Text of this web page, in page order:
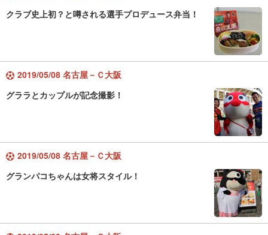
クラブ史上初？と噂される選手プロデュース弁当！
2019/05/08 名古屋－Ｃ大阪
グララとカップルが記念撮影！
2019/05/08 名古屋－Ｃ大阪
グランパコちゃんは女将スタイル！